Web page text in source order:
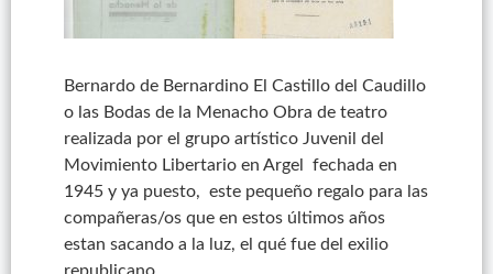
Bernardo de Bernardino El Castillo del Caudillo
o las Bodas de la Menacho Obra de teatro
realizada por el grupo artístico Juvenil del
Movimiento Libertario en Argel fechada en
1945 y ya puesto, este pequeño regalo para las
compañeras/os que en estos últimos años
estan sacando a la luz, el qué fue del exilio